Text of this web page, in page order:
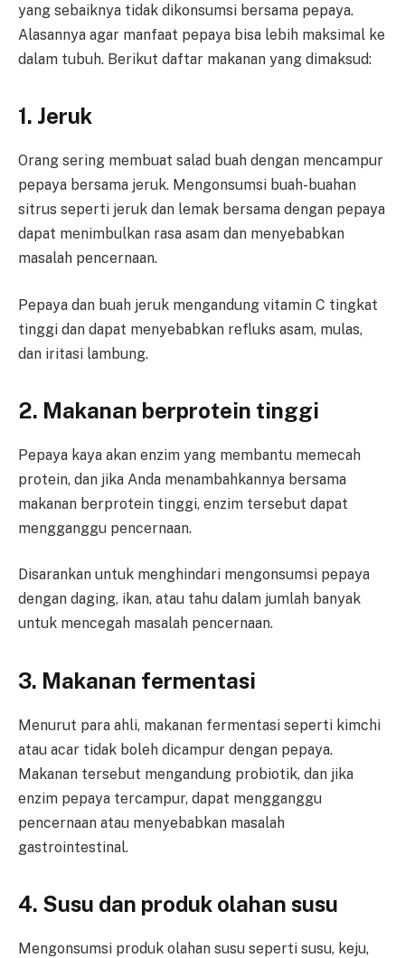
yang sebaiknya tidak dikonsumsi bersama pepaya.
Alasannya agar manfaat pepaya bisa lebih maksimal ke
dalam tubuh. Berikut daftar makanan yang dimaksud:
1. Jeruk
Orang sering membuat salad buah dengan mencampur
pepaya bersama jeruk. Mengonsumsi buah-buahan
sitrus seperti jeruk dan lemak bersama dengan pepaya
dapat menimbulkan rasa asam dan menyebabkan
masalah pencernaan.
Pepaya dan buah jeruk mengandung vitamin C tingkat
tinggi dan dapat menyebabkan refluks asam, mulas,
dan iritasi lambung.
2. Makanan berprotein tinggi
Pepaya kaya akan enzim yang membantu memecah
protein, dan jika Anda menambahkannya bersama
makanan berprotein tinggi, enzim tersebut dapat
mengganggu pencernaan.
Disarankan untuk menghindari mengonsumsi pepaya
dengan daging, ikan, atau tahu dalam jumlah banyak
untuk mencegah masalah pencernaan.
3. Makanan fermentasi
Menurut para ahli, makanan fermentasi seperti kimchi
atau acar tidak boleh dicampur dengan pepaya.
Makanan tersebut mengandung probiotik, dan jika
enzim pepaya tercampur, dapat mengganggu
pencernaan atau menyebabkan masalah
gastrointestinal.
4. Susu dan produk olahan susu
Mengonsumsi produk olahan susu seperti susu, keju,